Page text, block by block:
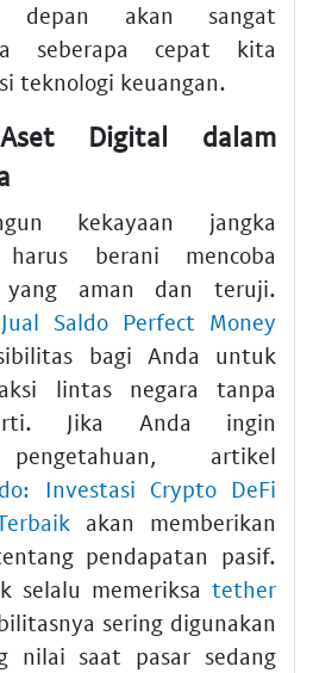
depan akan sangat
seberapa cepat kita
teknologi keuangan.
Digital dalam
kekayaan jangka
berani mencoba
yang aman dan teruji.
Jual Saldo Perfect Money
bagi Anda untuk
lintas negara tanpa
Jika Anda ingin
pengetahuan, artikel
Investasi Crypto DeFi
akan memberikan
pendapatan pasif.
selalu memeriksa tether
sering digunakan
nilai saat pasar sedang